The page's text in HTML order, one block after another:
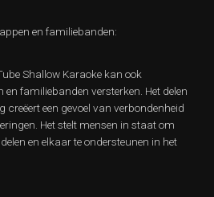
en familiebanden:
Shallow Karaoke kan ook
familiebanden versterken. Het delen
een gevoel van verbondenheid
Het stelt mensen in staat om
en elkaar te ondersteunen in het